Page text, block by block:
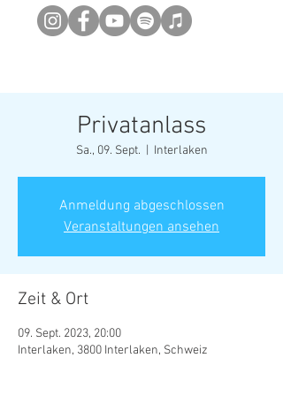
Privatanlass
Sa., 09. Sept. Interlaken
Anmeldung abgeschlossen
Veranstaltungen ansehen
Zeit & Ort
09. Sept. 2023, 20:00
Interlaken, 3800 Interlaken, Schweiz